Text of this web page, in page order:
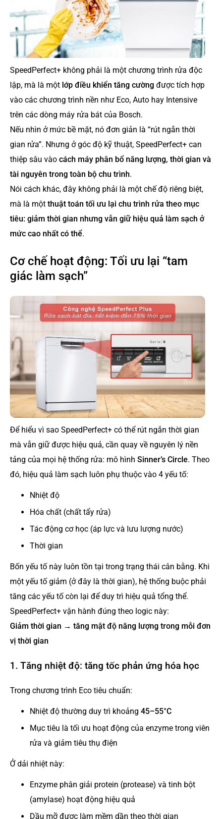
SpeedPerfect+ không phải là một chương trình rửa độc
lập, mà là một lớp điều khiển tăng cường được tích hợp
vào các chương trình nền như Eco, Auto hay Intensive
trên các dòng máy rửa bát của Bosch.
Nếu nhìn ở mức bề mặt, nó đơn giản là “rút ngắn thời
gian rửa”. Nhưng ở góc độ kỹ thuật, SpeedPerfect+ can
thiệp sâu vào cách máy phân bổ năng lượng, thời gian và
tài nguyên trong toàn bộ chu trình.
Nói cách khác, đây không phải là một chế độ riêng biệt,
mà là một thuật toán tối ưu lại chu trình rửa theo mục
tiêu: giảm thời gian nhưng vẫn giữ hiệu quả làm sạch ở
mức cao nhất có thể.
Cơ chế hoạt động: Tối ưu lại “tam
giác làm sạch”
Để hiểu vì sao SpeedPerfect+ có thể rút ngắn thời gian
mà vẫn giữ được hiệu quả, cần quay về nguyên lý nền
tảng của mọi hệ thống rửa: mô hình Sinner’s Circle. Theo
đó, hiệu quả làm sạch luôn phụ thuộc vào 4 yếu tố:
Nhiệt độ
Hóa chất (chất tẩy rửa)
Tác động cơ học (áp lực và lưu lượng nước)
Thời gian
Bốn yếu tố này luôn tồn tại trong trạng thái cân bằng. Khi
một yếu tố giảm (ở đây là thời gian), hệ thống buộc phải
tăng các yếu tố còn lại để duy trì hiệu quả tổng thể.
SpeedPerfect+ vận hành đúng theo logic này:
Giảm thời gian → tăng mật độ năng lượng trong mỗi đơn
vị thời gian
1. Tăng nhiệt độ: tăng tốc phản ứng hóa học
Trong chương trình Eco tiêu chuẩn:
Nhiệt độ thường duy trì khoảng 45–55°C
Mục tiêu là tối ưu hoạt động của enzyme trong viên
rửa và giảm tiêu thụ điện
Ở dải nhiệt này:
Enzyme phân giải protein (protease) và tinh bột
(amylase) hoạt động hiệu quả
Dầu mỡ được làm mềm dần theo thời gian